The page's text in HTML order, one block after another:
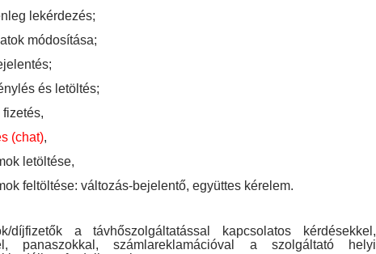
lekérdezés;
módosítása;
és letöltés;
fizetés,
(chat),
letöltése,
feltöltése: változás-bejelentő, együttes kérelem.
díjfizetők a távhőszolgáltatással kapcsolatos kérdésekkel,
panaszokkal, számlareklamációval a szolgáltató helyi